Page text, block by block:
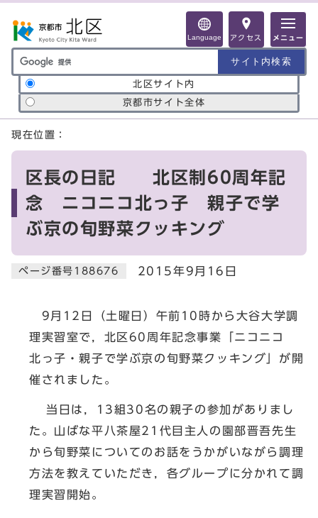
Language アクセス メニュー
サイト内検索の範囲
北区サイト内
京都市サイト全体
ここから本文です
現在位置：
区長の日記 北区制60周年記
念 ニコニコ北っ子 親子で学
ぶ京の旬野菜クッキング
ページ番号188676 2015年9月16日
9月12日（土曜日）午前10時から大谷大学調
理実習室で，北区60周年記念事業「ニコニコ
北っ子・親子で学ぶ京の旬野菜クッキング」が開
催されました。
当日は，13組30名の親子の参加がありまし
た。山ばな平八茶屋21代目主人の園部晋吾先生
から旬野菜についてのお話をうかがいながら調理
方法を教えていただき，各グループに分かれて調
理実習開始。